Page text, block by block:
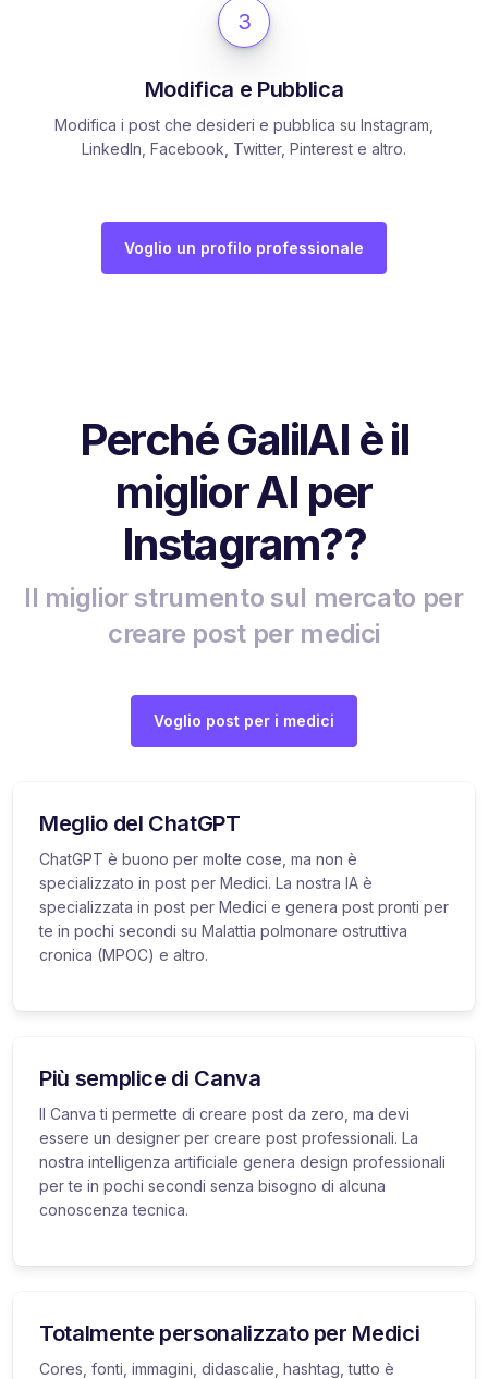
3
Modifica e Pubblica
Modifica i post che desideri e pubblica su Instagram,
LinkedIn, Facebook, Twitter, Pinterest e altro.
Voglio un profilo professionale
Perché GalilAI è il
miglior AI per
Instagram??
Il miglior strumento sul mercato per
creare post per medici
Voglio post per i medici
Meglio del ChatGPT
ChatGPT è buono per molte cose, ma non è
specializzato in post per Medici. La nostra IA è
specializzata in post per Medici e genera post pronti per
te in pochi secondi su Malattia polmonare ostruttiva
cronica (MPOC) e altro.
Più semplice di Canva
Il Canva ti permette di creare post da zero, ma devi
essere un designer per creare post professionali. La
nostra intelligenza artificiale genera design professionali
per te in pochi secondi senza bisogno di alcuna
conoscenza tecnica.
Totalmente personalizzato per Medici
Cores, fonti, immagini, didascalie, hashtag, tutto è